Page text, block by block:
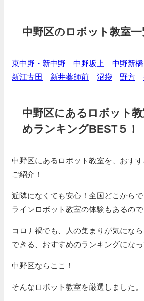
中野区のロボット教室一
東中野・新中野 中野坂上 中野新橋
新江古田
新井薬師前 沼袋 野方
中野区にあるロボット
めランキングBEST５！
中野区にあるロボット教室を、おす
ご紹介！
近隣になくても安心！全国どこから
ラインロボット教室の体験もあるので
コロナ禍でも、人の集まりが気にな
できる、おすすめのランキングになっ
中野区ならここ！
そんなロボット教室を厳選しました。